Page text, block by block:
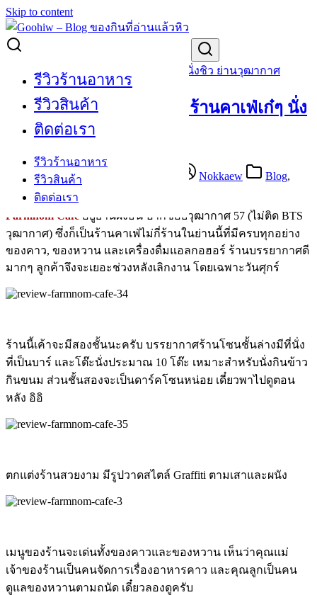
Skip to content
รีวิวร้านอาหาร
รีวิวสินค้า
ติดต่อเรา
รีวิวร้านอาหาร
รีวิวสินค้า
ติดต่อเรา
Search for:
[Review] Farmnom Cafe ร้านคาเฟ่เก๋ๆ นั่งชิว ย่านวุฒากาศ
[Review] Farmnom Cafe ร้านคาเฟ่เก๋ๆ นั่ง
ชิว ย่านวุฒากาศ
July 26, 2016 Nokkaew Blog,
Restaurant Review
Farmnom Cafe อยู่ย่านฝั่งธน ปากซอยวุฒากาศ 57 (ไม่ติด BTS
วุฒากาศ) ซึ่งก็เป็นร้านคาเฟ่ไม่กี่ร้านในย่านนี้ที่มีครบทุกอย่าง
ของคาว, ของหวาน และเครื่องดื่มแอลกอฮอร์ ร้านบรรยากาศดี
มากๆ ลูกค้าจึงจะเยอะช่วงหลังเลิกงาน โดยเฉพาะวันศุกร์
ร้านนี้เค้าจะมีสองชั้นนะครับ บรรยากาศร้านโซนชั้นล่างมีที่นั่ง
ที่เป็นบาร์ และโต๊ะนั่งประมาณ 10 โต๊ะ เหมาะสำหรับนั่งกินข้าว
กินขนม ส่วนชั้นสองจะเป็นดาร์คโซนหน่อย เดี๋ยวพาไปดูตอน
หลัง อิอิ
ตกแต่งร้านสวยงาม มีรูปวาดสไตล์ Graffiti ตามเสาและผนัง
เมนูของร้านจะเด่นทั้งของคาวและของหวาน เห็นว่าคุณแม่
เจ้าของร้านเป็นคนจัดการเรื่องอาหารคาว และคุณลูกเป็นคน
ดูแลของหวานตามถนัด เดี๋ยวลองดูครับ